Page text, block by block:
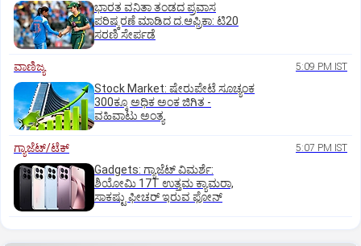
ಭಾರತ ವನಿತಾ ತಂಡದ ಪ್ರವಾಸ
ಪರಿಷ್ಕರಣೆ ಮಾಡಿದ ದ.ಆಫ್ರಿಕಾ: ಟಿ20
ಸರಣಿ ಸೇರ್ಪಡೆ
ವಾಣಿಜ್ಯ 5:09 PM IST
Stock Market: ಷೇರುಪೇಟೆ ಸೂಚ್ಯಂಕ
300ಕ್ಕೂ ಅಧಿಕ ಅಂಕ ಜಿಗಿತ -
ವಹಿವಾಟು ಅಂತ್ಯ
ಗ್ಯಾಜೆಟ್/ಟೆಕ್ 5:07 PM IST
Gadgets: ಗ್ಯಾಜೆಟ್ ವಿಮರ್ಶೆ:
ಶಿಯೋಮಿ 17T ಉತ್ತಮ ಕ್ಯಾಮರಾ,
ಸಾಕಷ್ಟು ಫೀಚರ್ ಇರುವ ಫೋನ್